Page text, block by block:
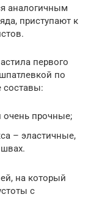
аналогичным
приступают к
первого
по
составы:
очень прочные;
– эластичные,
на который
с